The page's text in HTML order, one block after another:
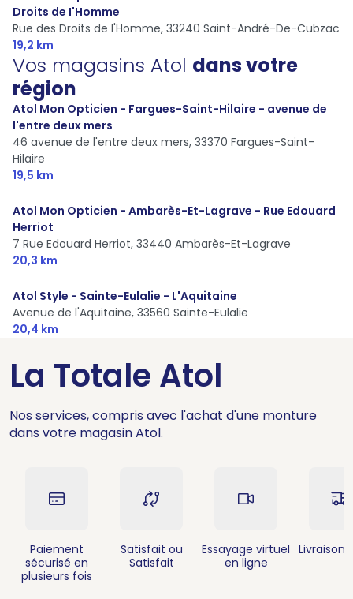
Droits de I'Homme
Rue des Droits de I'Homme, 33240 Saint-André-De-Cubzac
19,2 km
Vos magasins Atol dans votre
région
Atol Mon Opticien - Fargues-Saint-Hilaire - avenue de
l'entre deux mers
46 avenue de l'entre deux mers, 33370 Fargues-Saint-
Hilaire
19,5 km
Atol Mon Opticien - Ambarès-Et-Lagrave - Rue Edouard
Herriot
7 Rue Edouard Herriot, 33440 Ambarès-Et-Lagrave
20,3 km
Atol Style - Sainte-Eulalie - L'Aquitaine
Avenue de l'Aquitaine, 33560 Sainte-Eulalie
20,4 km
La Totale Atol
Nos services, compris avec l'achat d'une monture
dans votre magasin Atol.
Paiement
sécurisé en
plusieurs fois
Satisfait ou
Satisfait
Essayage virtuel
en ligne
Livraison